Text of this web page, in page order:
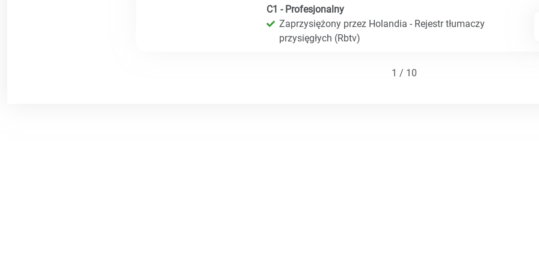
C1 - Profesjonalny
Zaprzysiężony przez Holandia - Rejestr tłumaczy
przysięgłych (Rbtv)
1 / 10